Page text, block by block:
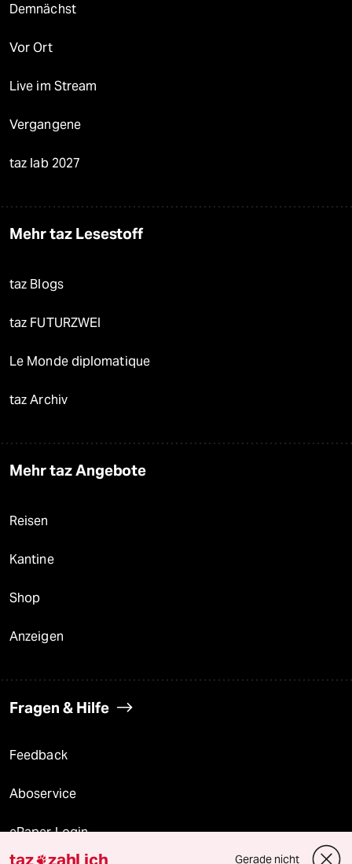
Demnächst
Vor Ort
Live im Stream
Vergangene
taz lab 2027
Mehr taz Lesestoff
taz Blogs
taz FUTURZWEI
Le Monde diplomatique
taz Archiv
Mehr taz Angebote
Reisen
Kantine
Shop
Anzeigen
Fragen & Hilfe
Feedback
Aboservice
ePaper Login
taz zahl ich Gerade nicht